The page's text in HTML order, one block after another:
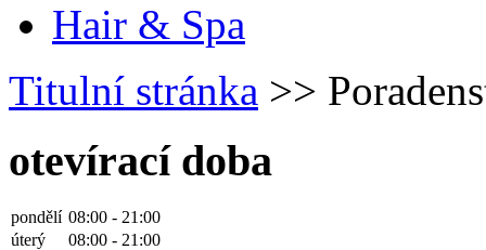
Hair & Spa
Titulní stránka >>
otevírací doba
pondělí 08:00 - 21:00
úterý
08:00 - 21:00